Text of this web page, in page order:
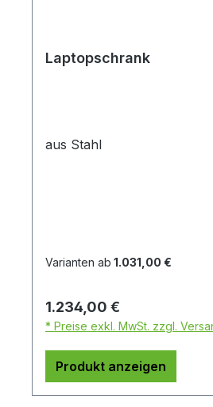
Laptopschrank
aus Stahl
Varianten ab 1.031,00 €
Regulärer Preis:
1.234,00 €
* Preise exkl. MwSt. zzgl.
Produkt anzeigen